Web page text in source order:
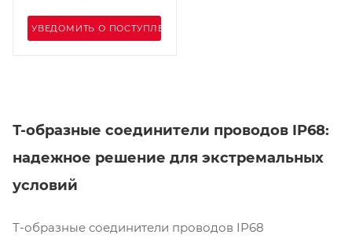
УВЕДОМИТЬ О ПОСТУПЛЕНИИ
Т-образные соединители проводов IP68:
надежное решение для экстремальных
условий
Т-образные соединители проводов IP68